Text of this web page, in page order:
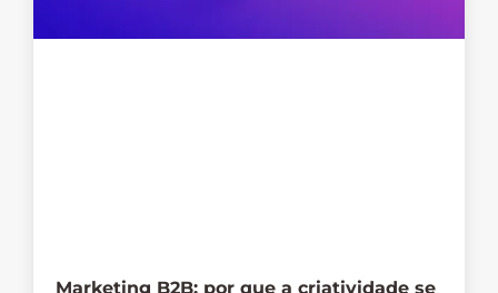
Marketing B2B: por que a criatividade se